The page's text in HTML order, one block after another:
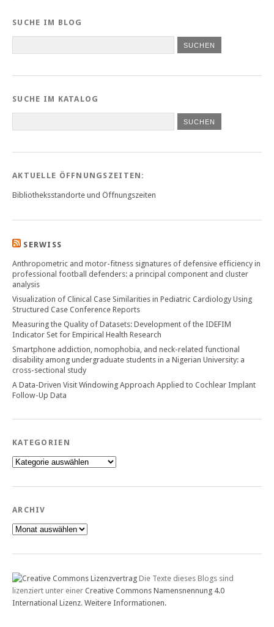
SUCHE IM BLOG
SUCHE IM KATALOG
SUCHEN
AKTUELLE ÖFFNUNGSZEITEN:
Bibliotheksstandorte und Öffnungszeiten
SERWISS
Anthropometric and motor-fitness signatures of defensive efficiency in
professional football defenders: a principal component and cluster
analysis
Visualization of Clinical Case Similarities in Pediatric Cardiology Using
Structured Case Conference Reports
Measuring the Quality of Datasets: Development of the IDEFIM
Indicator Set for Empirical Health Research
Smartphone addiction, nomophobia, and neck-related functional
disability among undergraduate students in a Nigerian University: a
cross-sectional study
A Data-Driven Visit Windowing Approach Applied to Cochlear Implant
Follow-Up Data
KATEGORIEN
Kategorien
ARCHIV
Archiv
Die Texte dieses Blogs sind
lizenziert unter einer Creative Commons Namensnennung 4.0
International Lizenz. Weitere Informationen.